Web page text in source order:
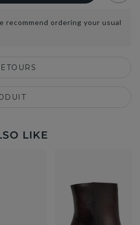
recommend ordering your usual
LIKE